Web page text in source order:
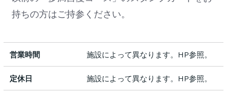
持ちの方はご持参ください。
営業時間 施設によって異なります。HP参照。
定休日 施設によって異なります。HP参照。